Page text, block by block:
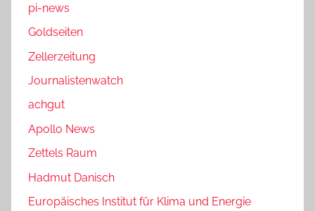
pi-news
Goldseiten
Zellerzeitung
Journalistenwatch
achgut
Apollo News
Zettels Raum
Hadmut Danisch
Europäisches Institut für Klima und Energie